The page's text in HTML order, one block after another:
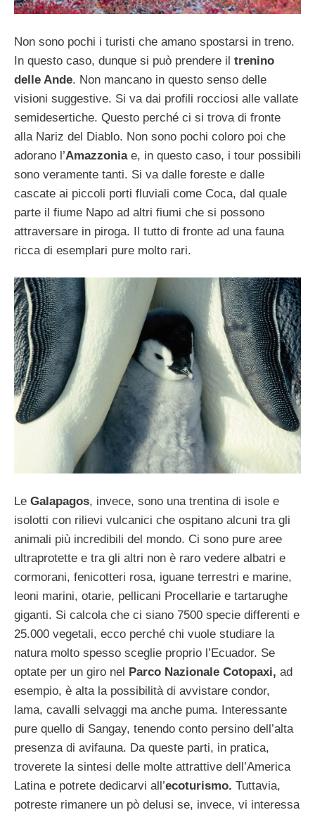
Non sono pochi i turisti che amano spostarsi in treno.
In questo caso, dunque si può prendere il trenino
delle Ande. Non mancano in questo senso delle
visioni suggestive. Si va dai profili rocciosi alle vallate
semidesertiche. Questo perché ci si trova di fronte
alla Nariz del Diablo. Non sono pochi coloro poi che
adorano l’Amazzoniae, in questo caso, i tour possibili
sono veramente tanti. Si va dalle foreste e dalle
cascate ai piccoli porti fluviali come Coca, dal quale
parte il fiume Napo ad altri fiumi che si possono
attraversare in piroga. Il tutto di fronte ad una fauna
ricca di esemplari pure molto rari.
Le Galapagos, invece, sono una trentina di isole e
isolotti con rilievi vulcanici che ospitano alcuni tra gli
animali più incredibili del mondo. Ci sono pure aree
ultraprotette e tra gli altri non è raro vedere albatri e
cormorani, fenicotteri rosa, iguane terrestri e marine,
leoni marini, otarie, pellicani Procellarie e tartarughe
giganti. Si calcola che ci siano 7500 specie differenti e
25.000 vegetali, ecco perché chi vuole studiare la
natura molto spesso sceglie proprio l’Ecuador. Se
optate per un giro nel Parco Nazionale Cotopaxi, ad
esempio, è alta la possibilità di avvistare condor,
lama, cavalli selvaggi ma anche puma. Interessante
pure quello di Sangay, tenendo conto persino dell’alta
presenza di avifauna. Da queste parti, in pratica,
troverete la sintesi delle molte attrattive dell’America
Latina e potrete dedicarvi all’ecoturismo. Tuttavia,
potreste rimanere un pò delusi se, invece, vi interessa